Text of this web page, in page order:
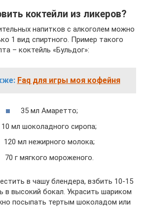
коктейли из ликеров?
напитков с алкоголем можно
1 вид спиртного. Пример такого
– коктейль «Бульдог»:
Faq для игры моя кофейня
35 мл Амаретто;
10 мл шоколадного сиропа;
120 мл нежирного молока;
70 г мягкого мороженого.
в чашу блендера, взбить 10-15
в высокий бокал. Украсить шариком
посыпать тертым шоколадом или